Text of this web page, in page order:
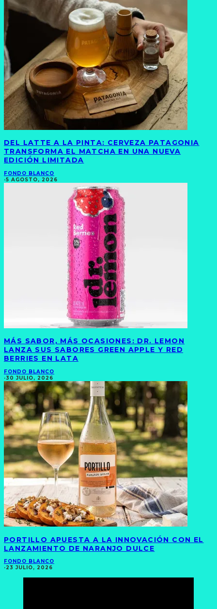
DEL LATTE A LA PINTA: CERVEZA PATAGONIA
TRANSFORMA EL MATCHA EN UNA NUEVA
EDICIÓN LIMITADA
FONDO BLANCO
·5 AGOSTO, 2026
MÁS SABOR, MÁS OCASIONES: DR. LEMON
LANZA SUS SABORES GREEN APPLE Y RED
BERRIES EN LATA
FONDO BLANCO
·30 JULIO, 2026
PORTILLO APUESTA A LA INNOVACIÓN CON EL
LANZAMIENTO DE NARANJO DULCE
FONDO BLANCO
·23 JULIO, 2026